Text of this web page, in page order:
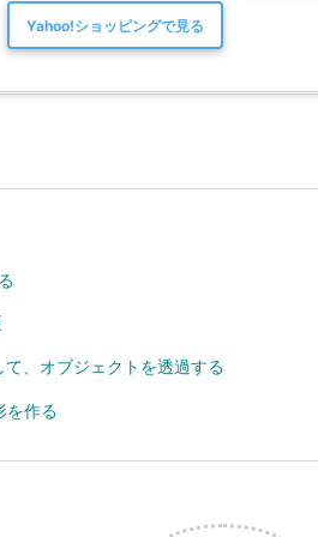
Yahoo!ショッピングで見る
、オブジェクトを透過する
を作る